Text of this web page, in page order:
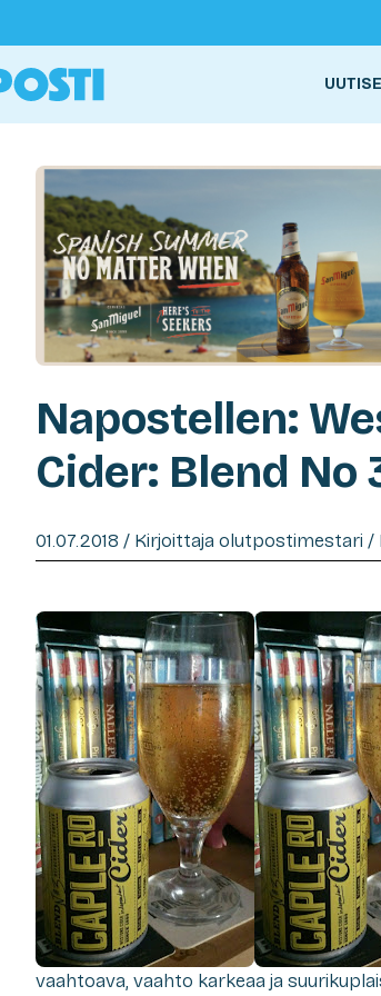
Napostellen:
Cider: Blend No
01.07.2018 / Kirjoittaja olutpostimestari /
vaahtoava, vaahto karkeaa ja